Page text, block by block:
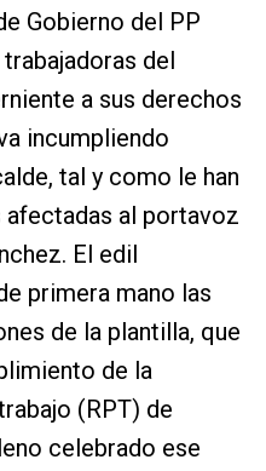
Gobierno del PP
del
a sus derechos
incumpliendo
tal y como le han
al portavoz
El edil
primera mano las
de la plantilla, que
de la
(RPT) de
celebrado ese